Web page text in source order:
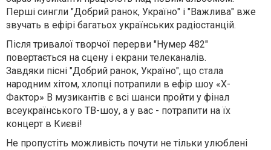
Перші сингли "Добрий ранок, Україно" і "Важлива" вже
звучать в ефірі багатьох українських радіостанцій.
Після тривалої творчої перерви "Нумер 482"
повертається на сцену і екрани телеканалів.
Завдяки пісні "Добрий ранок, Україно", що стала
народним хітом, хлопці потрапили в ефір шоу «Х-
Фактор» В музикантів є всі шанси пройти у фінал
всеукраїнського ТВ-шоу, а у вас - потрапити на їх
концерт в Києві!
Не пропустіть можливість почути не тільки улюблені